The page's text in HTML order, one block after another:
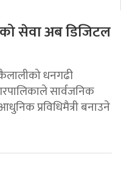
सेवा अब डिजिटल
धनगढी
सार्वजनिक
प्रविधिमैत्री बनाउने